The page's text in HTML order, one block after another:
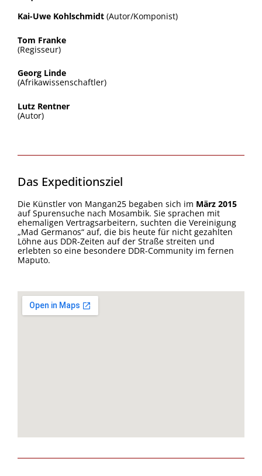
Kai-Uwe Kohlschmidt (Autor/Komponist)
Tom Franke
(Regisseur)
Georg Linde
(Afrikawissenschaftler)
Lutz Rentner
(Autor)
Das Expeditionsziel
Die Künstler von Mangan25 begaben sich im März 2015
auf Spurensuche nach Mosambik. Sie sprachen mit
ehemaligen Vertragsarbeitern, suchten die Vereinigung
„Mad Germanos“ auf, die bis heute für nicht gezahlten
Löhne aus DDR-Zeiten auf der Straße streiten und
erlebten so eine besondere DDR-Community im fernen
Maputo.